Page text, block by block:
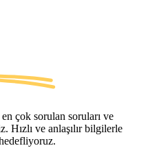
çok sorulan soruları ve
Hızlı ve anlaşılır bilgilerle